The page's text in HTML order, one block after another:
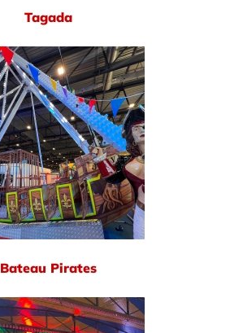
Tagada
Bateau Pirates